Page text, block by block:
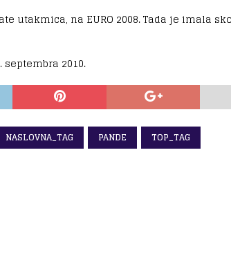
utakmica, na EURO 2008. Tada je imala
2010.
NASLOVNA_TAG PANDE TOP_TAG